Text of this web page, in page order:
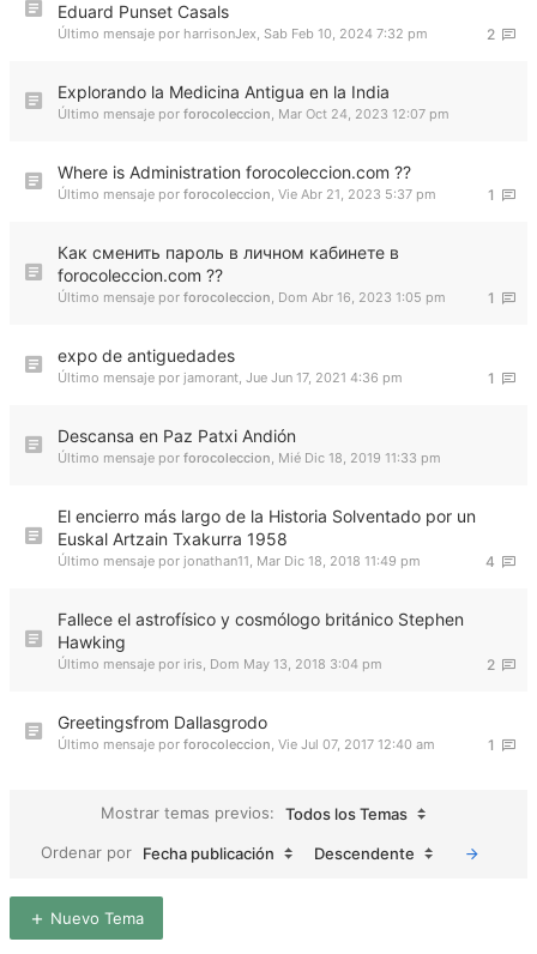
Eduard Punset Casals
2
Último mensaje por harrisonJex, Sab Feb 10, 2024 7:32 pm
Explorando la Medicina Antigua en la India
Último mensaje por forocoleccion, Mar Oct 24, 2023 12:07 pm
Where is Administration forocoleccion.com ??
1
Último mensaje por forocoleccion, Vie Abr 21, 2023 5:37 pm
Как сменить пароль в личном кабинете в
forocoleccion.com ??
1
Último mensaje por forocoleccion, Dom Abr 16, 2023 1:05 pm
expo de antiguedades
1
Último mensaje por jamorant, Jue Jun 17, 2021 4:36 pm
Descansa en Paz Patxi Andión
Último mensaje por forocoleccion, Mié Dic 18, 2019 11:33 pm
El encierro más largo de la Historia Solventado por un
Euskal Artzain Txakurra 1958
4
Último mensaje por jonathan11, Mar Dic 18, 2018 11:49 pm
Fallece el astrofísico y cosmólogo británico Stephen
Hawking
2
Último mensaje por iris, Dom May 13, 2018 3:04 pm
Greetingsfrom Dallasgrodo
1
Último mensaje por forocoleccion, Vie Jul 07, 2017 12:40 am
Mostrar temas previos:
Todos los Temas
Ordenar por
Fecha publicación Descendente
Nuevo Tema